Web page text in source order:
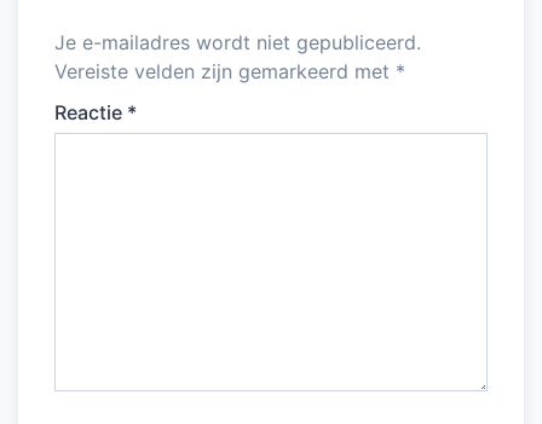
Je e-mailadres wordt niet gepubliceerd.
Vereiste velden zijn gemarkeerd met *
Reactie *